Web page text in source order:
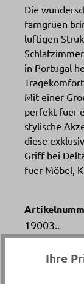
Die
farngruen
luftigen
in Portugal
Mit einer
perfekt fuer
stylische
diese
Griff bei
fuer Möbel,
19003..
LängeIhre